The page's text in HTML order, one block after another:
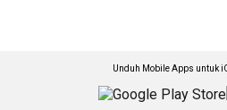
Unduh Mobile Apps untuk